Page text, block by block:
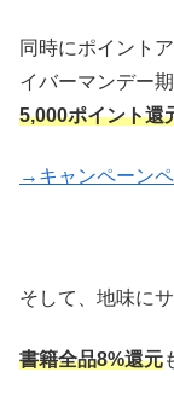
同時にポイント
イバーマンデー
5,000ポイント還
→キャンペーン
そして、地味に
書籍全品8%還元